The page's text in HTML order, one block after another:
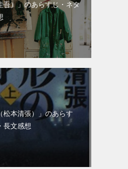
吾）」のあらすじ・ネタ
松本清張）」のあらす
長文感想